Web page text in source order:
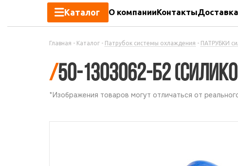
Каталог О компанииКонтакты
Главная - Каталог - Патрубок системы охлаждения - ПАТРУБКИ
/50-1303062-Б2
*Изображения товаров могут отличаться от